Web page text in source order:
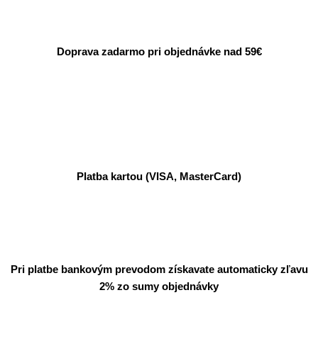
Doprava zadarmo pri objednávke nad 59€
Platba kartou (VISA, MasterCard)
Pri platbe bankovým prevodom získavate automaticky zľavu
2% zo sumy objednávky